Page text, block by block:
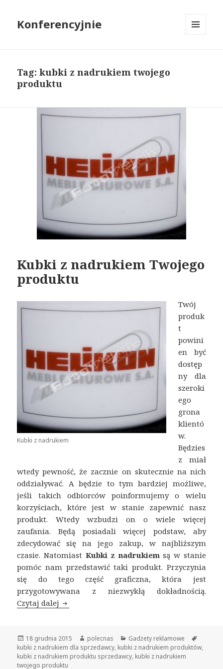
Konferencyjnie
Tag: kubki z nadrukiem twojego
produktu
Kubki z nadrukiem Twojego
produktu
Kubki z nadrukiem
Twój
produk
t
powini
en być
dostęp
ny dla
szeroki
ego
grona
klientó
w.
Będzies
z miał
wtedy pewność, że zacznie on skutecznie na nich
oddziaływać. A będzie to tym bardziej możliwe,
jeśli takich odbiorców poinformujemy o wielu
korzyściach, które jest w stanie zapewnić nasz
produkt. Wtedy wzbudzi on o wiele więcej
zaufania. Będą posiadali więcej podstaw, aby
zdecydować się na jego zakup, w najbliższym
czasie. Natomiast Kubki z nadrukiem są w stanie
pomóc nam przedstawić taki produkt. Przyczynia
się do tego część graficzna, która jest
przygotowywana z niezwykłą dokładnością.
Czytaj dalej Kubki z nadrukiem Twojego produktu
Opublikowano
18 grudnia 2015 Autor
polecnas Kategorie
Gadżety reklamowe
kubki z nadrukiem dla sprzedawcy, kubki z nadrukiem produktów,
kubki z nadrukiem produktu sprzedawcy, kubki z nadrukiem
twojego produktu